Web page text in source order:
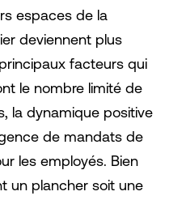
espaces de la
deviennent plus
facteurs qui
le nombre limité de
la dynamique positive
de mandats de
les employés. Bien
un plancher soit une